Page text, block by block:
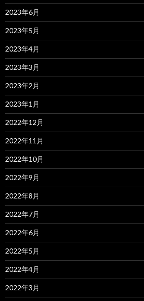
2023年6月
2023年5月
2023年4月
2023年3月
2023年2月
2023年1月
2022年12月
2022年11月
2022年10月
2022年9月
2022年8月
2022年7月
2022年6月
2022年5月
2022年4月
2022年3月